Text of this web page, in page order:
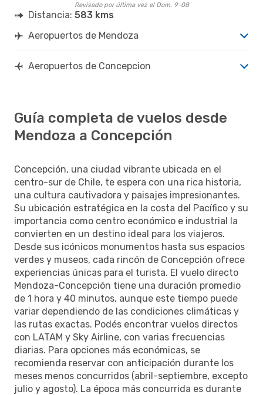
Revisado por última vez el Dom. 9-08
Distancia: 583 kms
Aeropuertos de Mendoza
Aeropuertos de Concepcion
Guía completa de vuelos desde
Mendoza a Concepción
Concepción, una ciudad vibrante ubicada en el
centro-sur de Chile, te espera con una rica historia,
una cultura cautivadora y paisajes impresionantes.
Su ubicación estratégica en la costa del Pacífico y su
importancia como centro económico e industrial la
convierten en un destino ideal para los viajeros.
Desde sus icónicos monumentos hasta sus espacios
verdes y museos, cada rincón de Concepción ofrece
experiencias únicas para el turista. El vuelo directo
Mendoza-Concepción tiene una duración promedio
de 1 hora y 40 minutos, aunque este tiempo puede
variar dependiendo de las condiciones climáticas y
las rutas exactas. Podés encontrar vuelos directos
con LATAM y Sky Airline, con varias frecuencias
diarias. Para opciones más económicas, se
recomienda reservar con anticipación durante los
meses menos concurridos (abril-septiembre, excepto
julio y agosto). La época más concurrida es durante